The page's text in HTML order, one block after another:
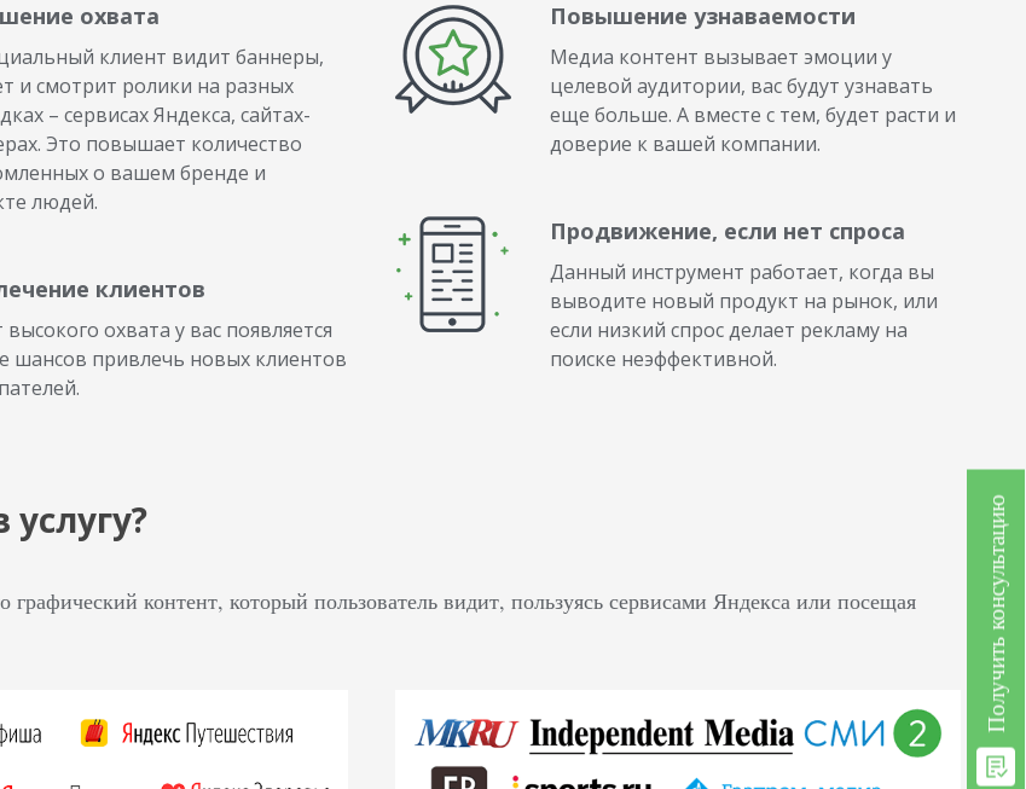
охвата
клиент видит баннеры,
и смотрит ролики на разных
– сервисах Яндекса, сайтах-
Это повышает количество
о вашем бренде и
людей.
клиентов
высокого охвата у вас появляется
шансов привлечь новых клиентов
Повышение узнаваемости
Медиа контент вызывает эмоции у
целевой аудитории, вас будут узнавать
еще больше. А вместе с тем, будет расти и
доверие к вашей компании.
Продвижение, если нет спроса
Данный инструмент работает, когда вы
выводите новый продукт на рынок, или
если низкий спрос делает рекламу на
поиске неэффективной.
графический контент, который пользователь видит, пользуясь сервисами Яндекса или посещая
Получить консультацию